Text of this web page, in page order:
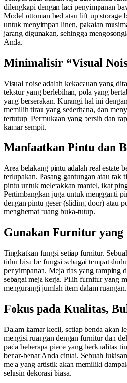
dilengkapi dengan laci penyimpanan
Model ottoman bed atau lift-up storage
untuk menyimpan linen, pakaian
jarang digunakan, sehingga
Anda.
Minimalisir “Visual
Visual noise adalah kekacauan yang
tekstur yang berlebihan, pola yang
yang berserakan. Kurangi hal ini
memilih tirau yang sederhana, dan
tertutup. Permukaan yang bersih dan
kamar sempit.
Manfaatkan Pintu dan
Area belakang pintu adalah real estate
terlupakan. Pasang gantungan atau rak
pintu untuk meletakkan mantel, ikat
Pertimbangkan juga untuk mengganti
dengan pintu geser (sliding door) atau
menghemat ruang buka-tutup.
Gunakan Furnitur yang
Tingkatkan fungsi setiap furnitur.
tidur bisa berfungsi sebagai tempat
penyimpanan. Meja rias yang ramping
sebagai meja kerja. Pilih furnitur yang
mengurangi jumlah item dalam ruangan.
Fokus pada Kualitas,
Dalam kamar kecil, setiap benda akan
mengisi ruangan dengan furnitur dan
pada beberapa piece yang berkualitas
benar-benar Anda cintai. Sebuah
meja yang artistik akan memiliki
selusin dekorasi biasa.